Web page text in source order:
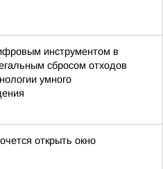
инструментом в
сбросом отходов
умного
открыть окно